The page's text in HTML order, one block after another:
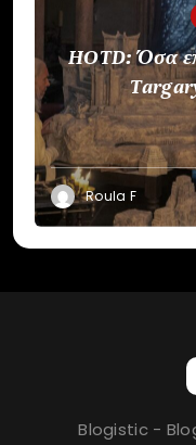
HOTD: Όσα
Roula F
Blogistic -